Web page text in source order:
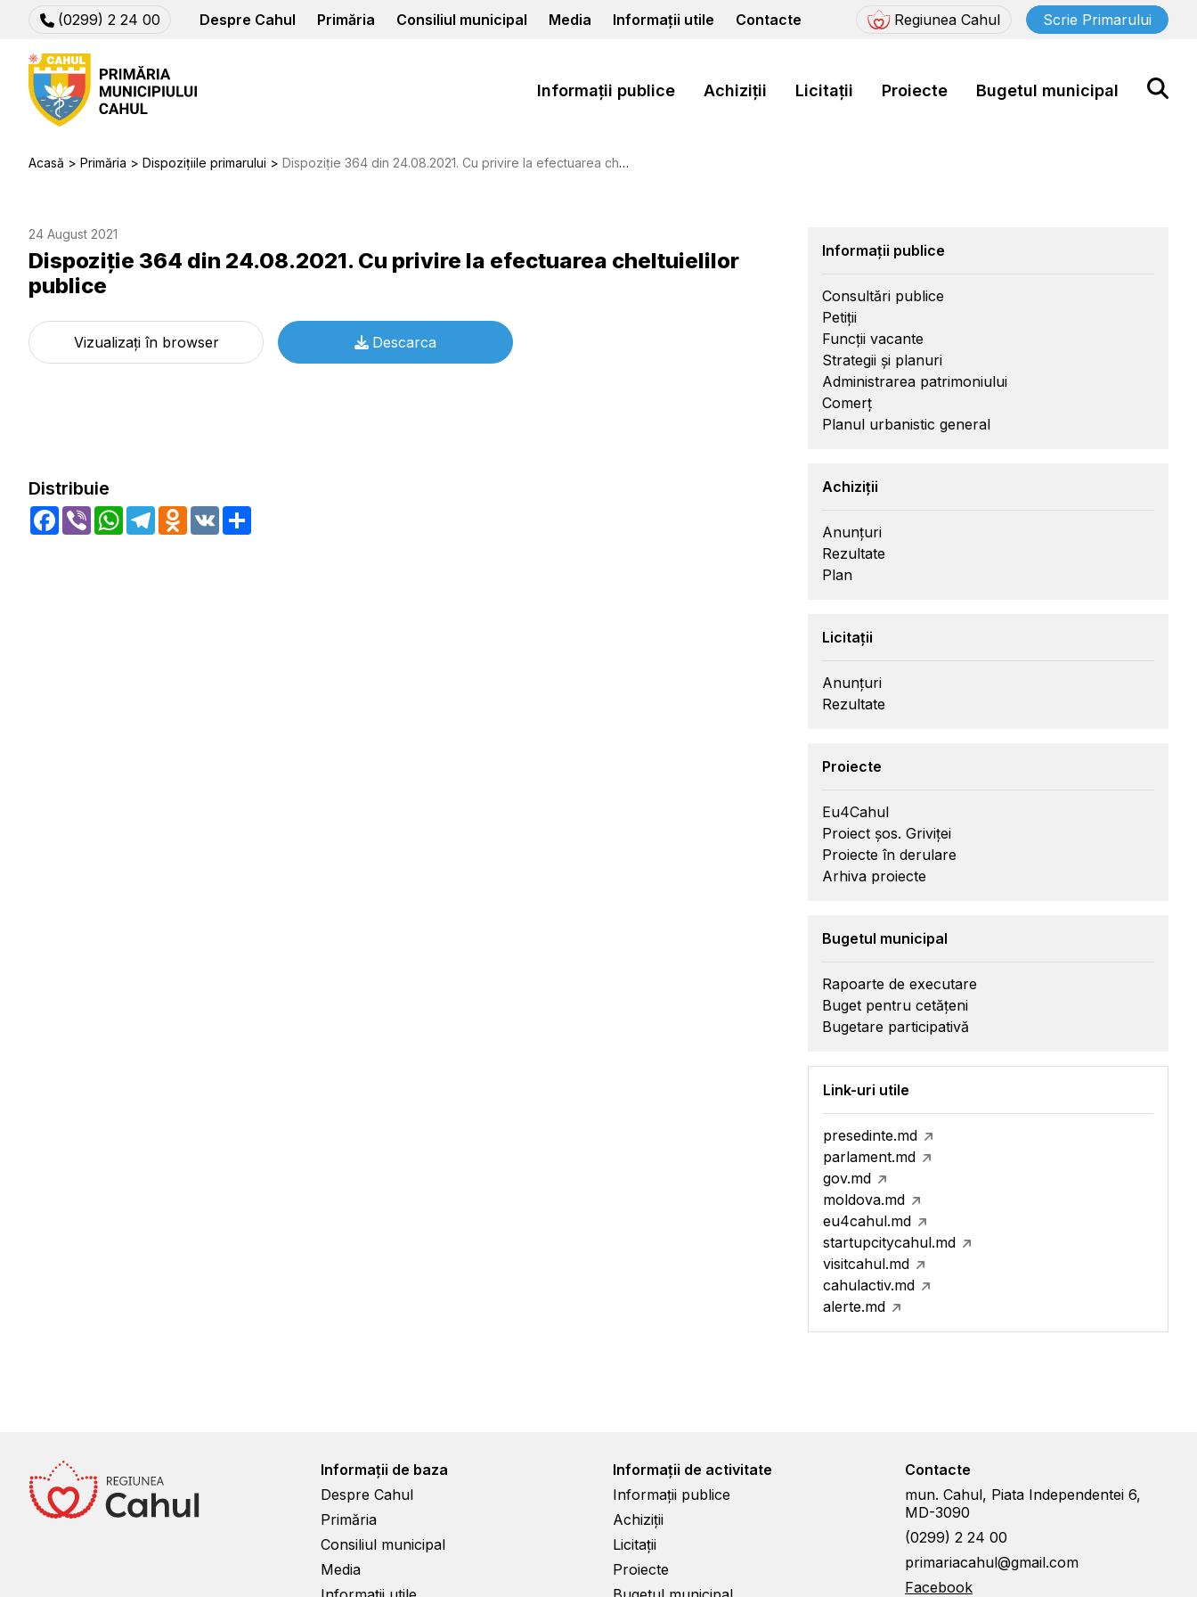
(0299) 2 24 00 Despre Cahul Primăria Consiliul municipal Media Informații utile Contacte Regiunea Cahul Scrie Primarului
Informații publice Achiziții Licitații Proiecte Bugetul municipal
Acasă Primăria Dispozițiile primarului Dispoziție 364 din 24.08.2021. Cu privire la efectuarea cheltuielilor publice
24 August 2021
Dispoziție 364 din 24.08.2021. Cu privire la efectuarea cheltuielilor
publice
Vizualizați în browser Descarca
Distribuie
Facebook
Viber WhatsApp
TelegramOdnoklassniki
VK
Informații publice
Consultări publice
Petiții
Funcții vacante
Strategii și planuri
Administrarea patrimoniului
Comerț
Planul urbanistic general
Achiziții
Anunțuri
Rezultate
Plan
Licitații
Anunțuri
Rezultate
Proiecte
Eu4Cahul
Proiect șos. Griviței
Proiecte în derulare
Arhiva proiecte
Bugetul municipal
Rapoarte de executare
Buget pentru cetățeni
Bugetare participativă
Link-uri utile
presedinte.md
parlament.md
gov.md
moldova.md
eu4cahul.md
startupcitycahul.md
visitcahul.md
cahulactiv.md
alerte.md
Informații de baza
Despre Cahul
Primăria
Consiliul municipal
Media
Informații de activitate
Informații publice
Achiziții
Licitații
Proiecte
Contacte
mun. Cahul, Piata Independentei 6,
MD-3090
(0299) 2 24 00
primariacahul@gmail.com
Facebook